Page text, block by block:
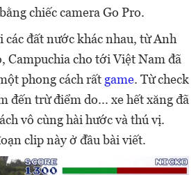
chiếc camera Go Pro.
các đất nước khác nhau, từ Anh
Campuchia cho tới Việt Nam đã
phong cách rất game. Từ check
đến trừ điểm do... xe hết xăng đã
vô cùng hài hước và thú vị.
clip này ở đầu bài viết.